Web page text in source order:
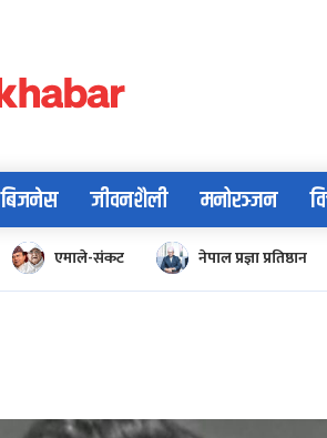
बिजनेस जीवनशैली मनोरञ्जन
एमाले-संकट नेपाल प्रज्ञा प्रतिष्ठान